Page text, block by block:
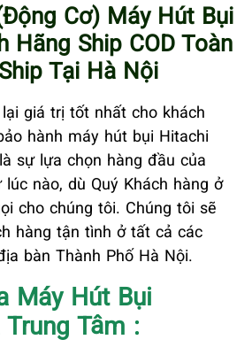
Cơ) Máy Hút Bụi
Hãng Ship COD Toàn
Tại Hà Nội
giá trị tốt nhất cho khách
hành máy hút bụi Hitachi
sự lựa chọn hàng đầu của
nào, dù Quý Khách hàng ở
cho chúng tôi. Chúng tôi sẽ
hàng tận tình ở tất cả các
bàn Thành Phố Hà Nội.
Máy Hút Bụi
Trung Tâm :